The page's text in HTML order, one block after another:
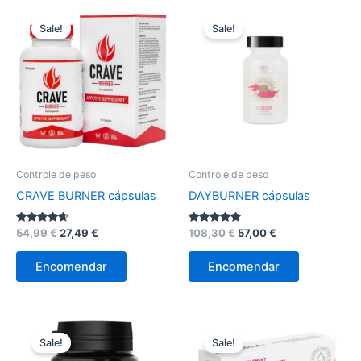
Sale!
Controle de peso
CRAVE BURNER cápsulas
Avaliação
4.50
de 5
54,99€O
original
era:
27,49 €
é:
Encomendar
Sale!
Controle de peso
DAYBURNER cápsulas
Avaliação
de 5
108,30€ O
original
era:
57,00€
é:
Encomendar
Sale! Sale!